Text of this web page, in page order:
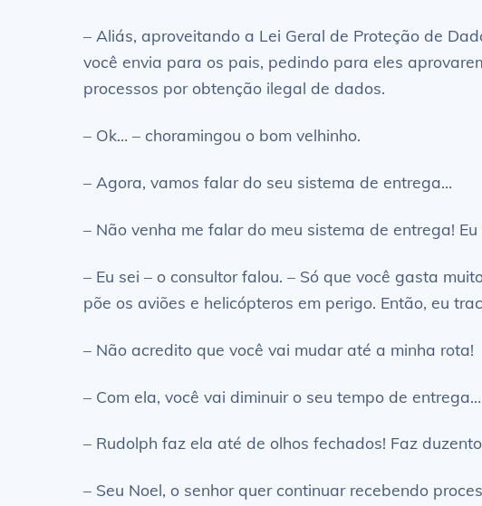
– Aliás, aproveitando a Lei Geral de Proteção de
você envia para os pais, pedindo para eles
processos por obtenção ilegal de dados.
– Ok… – choramingou o bom velhinho.
– Agora, vamos falar do seu sistema de entrega…
– Não venha me falar do meu sistema de entrega!
– Eu sei – o consultor falou. – Só que você gasta
põe os aviões e helicópteros em perigo. Então, eu
– Não acredito que você vai mudar até a minha rota!
– Com ela, você vai diminuir o seu tempo de entrega…
– Rudolph faz ela até de olhos fechados! Faz
– Seu Noel, o senhor quer continuar recebendo